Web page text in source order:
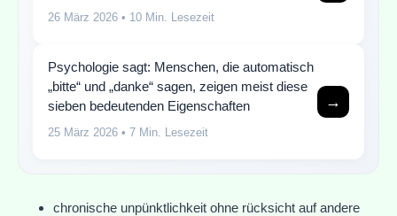
26 März 2026 • 10 Min. Lesezeit
Psychologie sagt: Menschen, die automatisch
„bitte“ und „danke“ sagen, zeigen meist diese
sieben bedeutenden Eigenschaften
25 März 2026 • 7 Min. Lesezeit
→
chronische unpünktlichkeit ohne rücksicht auf andere